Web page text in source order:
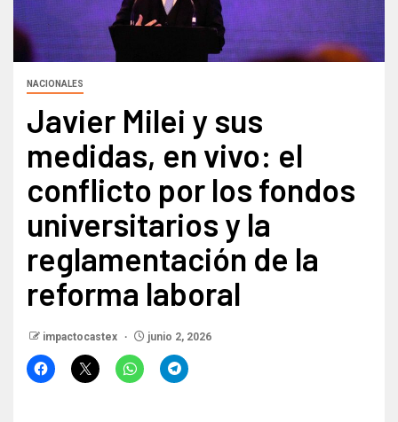
NACIONALES
Javier Milei y sus
medidas, en vivo: el
conflicto por los fondos
universitarios y la
reglamentación de la
reforma laboral
impactocastex junio 2, 2026